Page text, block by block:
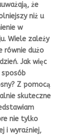
że
niż u
w
Wiele zależy
równie dużo
Jak więc
Z pomocą
skuteczne
nie tylko
i wyraźniej,